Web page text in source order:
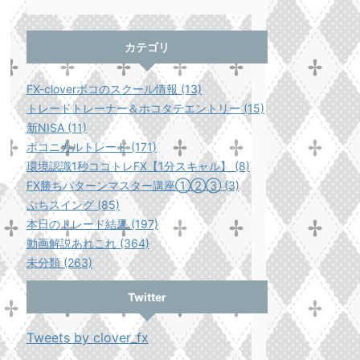
カテゴリ
FX-cloverポコのスクール情報 (13)
トレードトレーナー＆ホコタテエントリー (15)
新NISA (11)
ポコニカルトレード (171)
環境認識1秒ココトレFX【1分スキャル】 (8)
FX勝ちパターンマスター講座①②③ (3)
ぷちスイング (85)
本日のトレード結果 (197)
動画解説あれこれ (364)
未分類 (263)
Twitter
Tweets by clover_fx